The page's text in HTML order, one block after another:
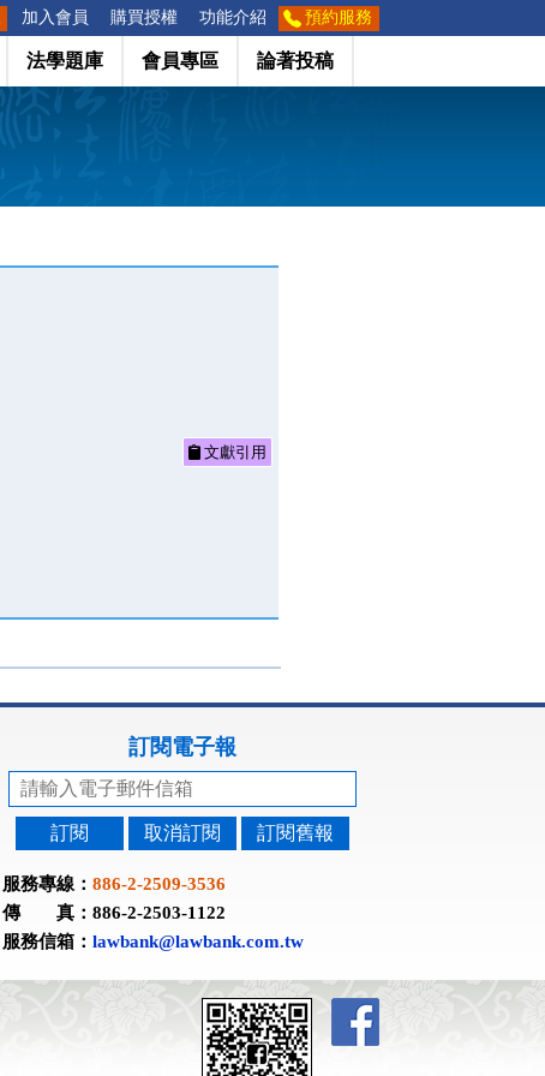
加入會員 購買授權 功能介紹 預約服務
法學題庫 會員專區 論著投稿
文獻引用
訂閱電子報
訂閱 取消訂閱 訂閱舊報
服務專線： 886-2-2509-3536
傳 真：886-2-2503-1122
服務信箱： lawbank@lawbank.com.tw